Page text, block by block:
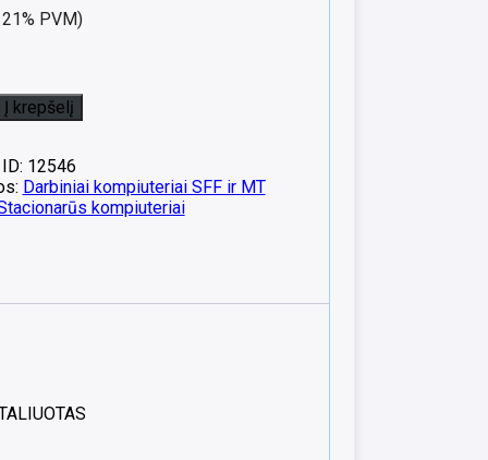
PVM)
Į krepšelį
12546
Darbiniai kompiuteriai SFF ir MT
kompiuteriai